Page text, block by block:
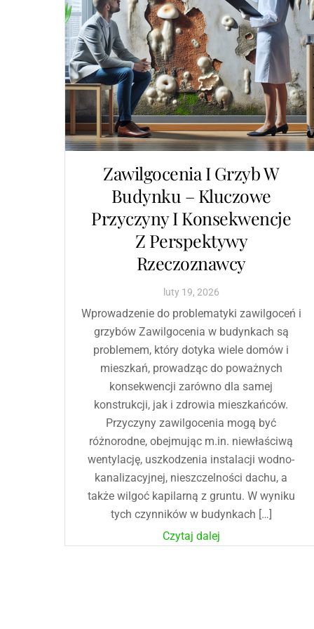
Zawilgocenia I Grzyb W
Budynku – Kluczowe
Przyczyny I Konsekwencje
Z Perspektywy
Rzeczoznawcy
luty 19, 2026
Wprowadzenie do problematyki zawilgoceń i
grzybów Zawilgocenia w budynkach są
problemem, który dotyka wiele domów i
mieszkań, prowadząc do poważnych
konsekwencji zarówno dla samej
konstrukcji, jak i zdrowia mieszkańców.
Przyczyny zawilgocenia mogą być
różnorodne, obejmując m.in. niewłaściwą
wentylację, uszkodzenia instalacji wodno-
kanalizacyjnej, nieszczelności dachu, a
także wilgoć kapilarną z gruntu. W wyniku
tych czynników w budynkach […]
Czytaj dalej